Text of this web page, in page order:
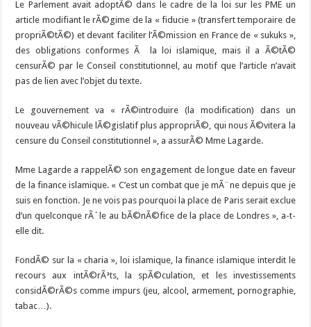
Le Parlement avait adoptÃ© dans le cadre de la loi sur les PME un
article modifiant le rÃ©gime de la « fiducie » (transfert temporaire de
propriÃ©tÃ©) et devant faciliter l’Ã©mission en France de « sukuks »,
des obligations conformes Ã la loi islamique, mais il a Ã©tÃ©
censurÃ© par le Conseil constitutionnel, au motif que l’article n’avait
pas de lien avec l’objet du texte.
Le gouvernement va « rÃ©introduire (la modification) dans un
nouveau vÃ©hicule lÃ©gislatif plus appropriÃ©, qui nous Ã©vitera la
censure du Conseil constitutionnel », a assurÃ© Mme Lagarde.
Mme Lagarde a rappelÃ© son engagement de longue date en faveur
de la finance islamique. « C’est un combat que je mÃ¨ne depuis que je
suis en fonction. Je ne vois pas pourquoi la place de Paris serait exclue
d’un quelconque rÃ´le au bÃ©nÃ©fice de la place de Londres », a-t-
elle dit.
FondÃ© sur la « charia », loi islamique, la finance islamique interdit le
recours aux intÃ©rÃªts, la spÃ©culation, et les investissements
considÃ©rÃ©s comme impurs (jeu, alcool, armement, pornographie,
tabac…).